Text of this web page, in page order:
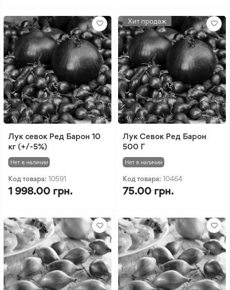
Лук севок Ред Барон 10
кг (+/-5%)
Нет в наличии
Код товара: 10591
1 998.00 грн.
Хит продаж
Лук Севок Ред Барон
500 Г
Нет в наличии
Код товара: 10464
75.00 грн.